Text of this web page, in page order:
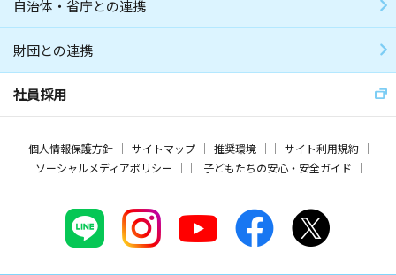
自治体・省庁との連携
財団との連携
社員採用
個人情報保護方針 サイトマップ 推奨環境
サイト利用規約
ソーシャルメディアポリシー
子どもたちの安心・安全ガイド